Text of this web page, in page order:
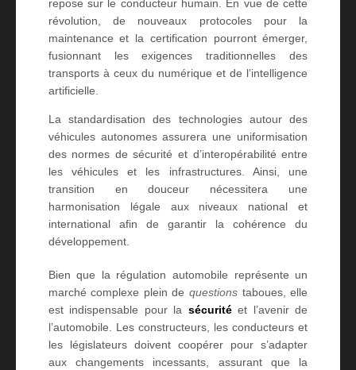
repose sur le conducteur humain. En vue de cette
révolution, de nouveaux protocoles pour la
maintenance et la certification pourront émerger,
fusionnant les exigences traditionnelles des
transports à ceux du numérique et de l’intelligence
artificielle.
La standardisation des technologies autour des
véhicules autonomes assurera une uniformisation
des normes de sécurité et d’interopérabilité entre
les véhicules et les infrastructures. Ainsi, une
transition en douceur nécessitera une
harmonisation légale aux niveaux national et
international afin de garantir la cohérence du
développement.
Bien que la régulation automobile représente un
marché complexe plein dequestions taboues, elle
est indispensable pour la sécuritéet l’avenir de
l’automobile. Les constructeurs, les conducteurs et
les législateurs doivent coopérer pour s’adapter
aux changements incessants, assurant que la